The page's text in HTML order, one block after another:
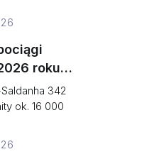
roku,
342
ok. 16 000